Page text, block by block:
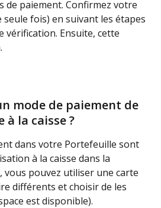
de paiement. Confirmez votre
fois) en suivant les étapes
vérification. Ensuite, cette
mode de paiement de
la caisse ?
dans votre Portefeuille sont
à la caisse dans la
vous pouvez utiliser une carte
différents et choisir de les
est disponible).